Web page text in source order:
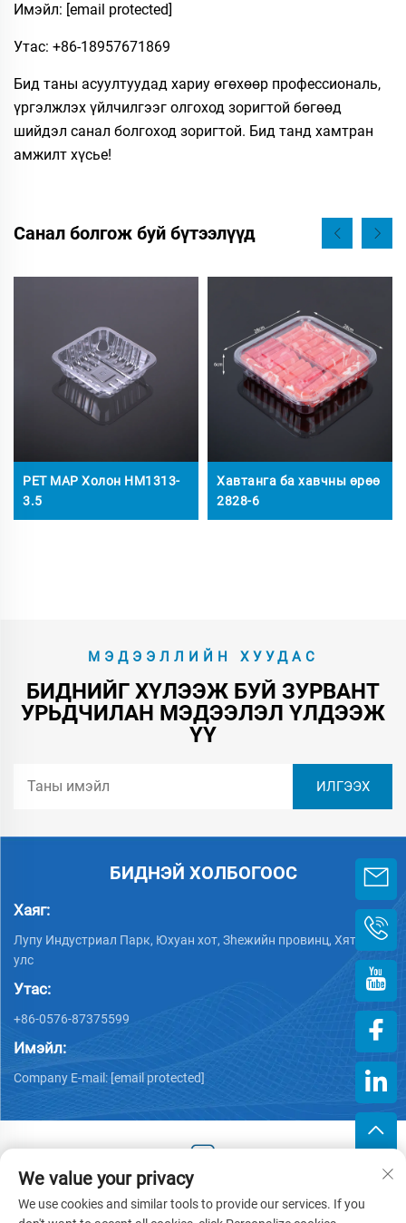
Имэйл: [email protected]
Утас: +86-18957671869
Бид таны асуултуудад хариу өгөхөөр профессиональ,
үргэлжлэх үйлчилгээг олгоход зоригтой бөгөөд
шийдэл санал болгоход зоригтой. Бид танд хамтран
амжилт хүсье!
Санал болгож буй бүтээлүүд
PET MAP Холон HM1313-
3.5
Хавтанга ба хавчны өрөө
2828-6
МЭДЭЭЛЛИЙН ХУУДАС
БИДНИЙГ ХҮЛЭЭЖ БУЙ ЗУРВАНТ
УРЬДЧИЛАН МЭДЭЭЛЭЛ ҮЛДЭЭЖ
ҮҮ
БИДНЭЙ ХОЛБОГООС
Хаяг:
Лупу Индустриал Парк, Юхуан хот, Зheжийн провинц, Хятад
улс
Утас:
+86-0576-87375599
Имэйл:
Company E-mail: [email protected]
Хууль тогтоогдсон эрх © 2025 Зэцзин Хэнгжийн Пластик
We value your privacy
We use cookies and similar tools to provide our services. If you